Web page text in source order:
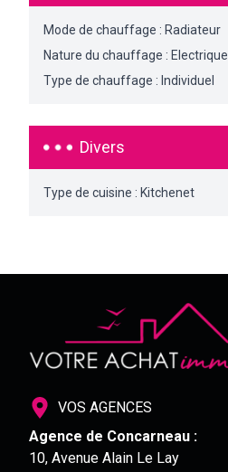
Mode de chauffage : Radiateur
Nature du chauffage : Electrique
Type de chauffage : Individuel
Divers
Type de cuisine : Kitchenet
VOS AGENCES
Agence de Concarneau :
10, Avenue Alain Le Lay